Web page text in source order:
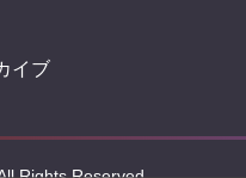
イブ